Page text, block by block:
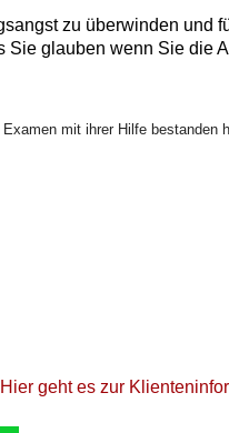
zu überwinden und
glauben wenn Sie die
mit ihrer Hilfe bestanden
Hier geht es zur